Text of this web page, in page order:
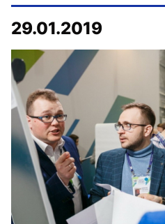
29.01.2019